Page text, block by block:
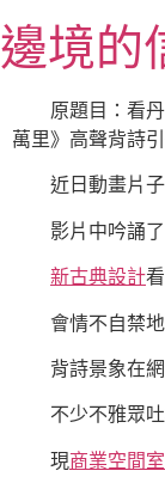
至
主
內
邊境的
原題目：看
萬里》高聲背詩
近日動畫片
影片中吟誦
新古典設計
會情不自禁
背詩景象在
不少不雅眾
現商業空間